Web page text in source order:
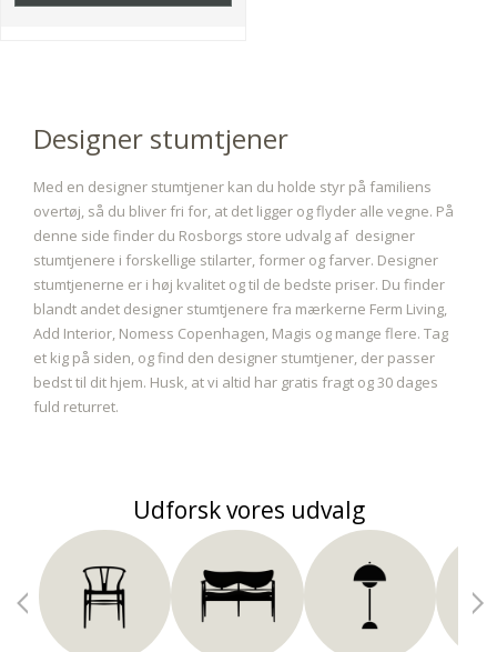
Designer stumtjener
Med en designer stumtjener kan du holde styr på familiens
overtøj, så du bliver fri for, at det ligger og flyder alle vegne. På
denne side finder du Rosborgs store udvalg af designer
stumtjenere i forskellige stilarter, former og farver. Designer
stumtjenerne er i høj kvalitet og til de bedste priser. Du finder
blandt andet designer stumtjenere fra mærkerne Ferm Living,
Add Interior, Nomess Copenhagen, Magis og mange flere. Tag
et kig på siden, og find den designer stumtjener, der passer
bedst til dit hjem. Husk, at vi altid har gratis fragt og 30 dages
fuld returret.
Udforsk vores udvalg